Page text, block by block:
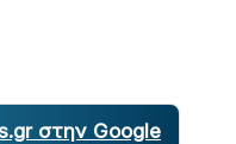
στην Google